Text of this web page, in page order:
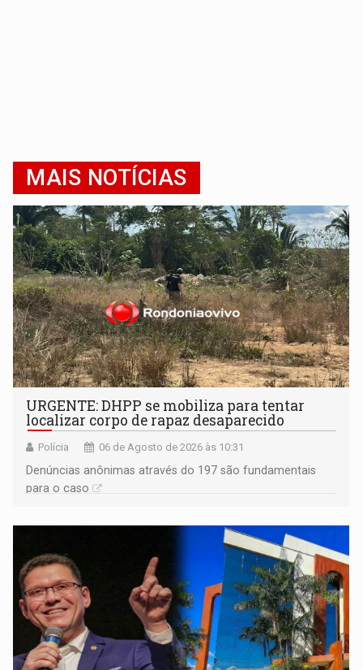
MAIS NOTÍCIAS
URGENTE: DHPP se mobiliza para tentar
localizar corpo de rapaz desaparecido
Polícia 06 de Agosto de 2026 às 10:31
Denúncias anônimas através do 197 são fundamentais
para o caso